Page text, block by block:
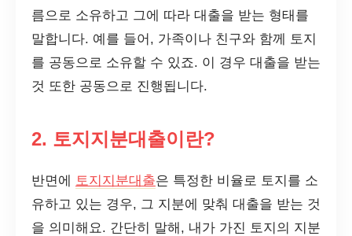
름으로 소유하고 그에 따라 대출을 받는 형태를
말합니다. 예를 들어, 가족이나 친구와 함께 토지
를 공동으로 소유할 수 있죠. 이 경우 대출을 받는
것 또한 공동으로 진행됩니다.
2. 토지지분대출이란?
반면에 토지지분대출은 특정한 비율로 토지를 소
유하고 있는 경우, 그 지분에 맞춰 대출을 받는 것
을 의미해요. 간단히 말해, 내가 가진 토지의 지분